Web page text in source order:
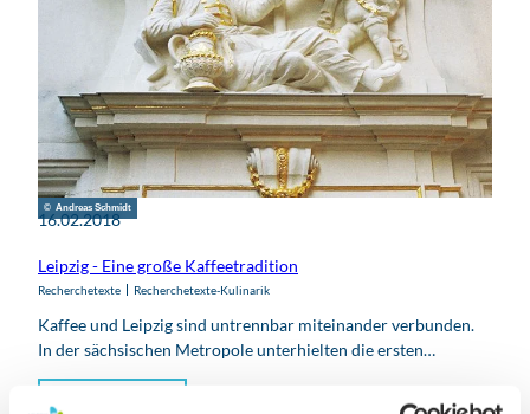
© Andreas Schmidt
16.02.2018
Leipzig - Eine große Kaffeetradition
Recherchetexte Recherchetexte-Kulinarik
Kaffee und Leipzig sind untrennbar miteinander verbunden.
In der sächsischen Metropole unterhielten die ersten…
Artikel ansehen